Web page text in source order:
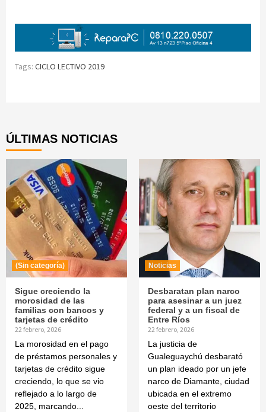
Tags: CICLO LECTIVO 2019
ÚLTIMAS NOTICIAS
(Sin categoría)
Sigue creciendo la
morosidad de las
familias con bancos y
tarjetas de crédito
22 febrero, 2026
La morosidad en el pago
de préstamos personales y
tarjetas de crédito sigue
creciendo, lo que se vio
reflejado a lo largo de
2025, marcando...
Noticias
Desbaratan plan narco
para asesinar a un juez
federal y a un fiscal de
Entre Ríos
22 febrero, 2026
La justicia de
Gualeguaychú desbarató
un plan ideado por un jefe
narco de Diamante, ciudad
ubicada en el extremo
oeste del territorio